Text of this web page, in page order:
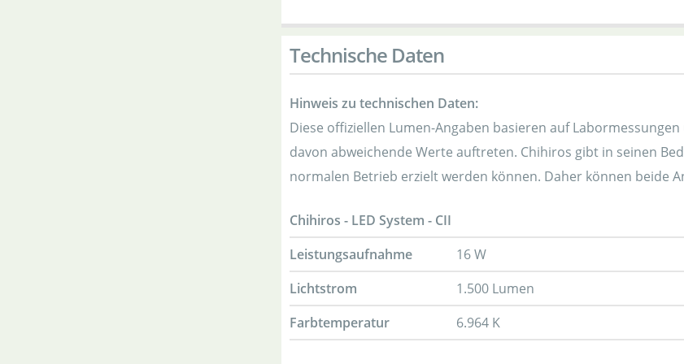
Technische Daten
Hinweis zu technischen Daten:
Diese offiziellen Lumen-Angaben basieren auf
davon abweichende Werte auftreten. Chihiros gibt in seinen
normalen Betrieb erzielt werden können. Daher können beide
Chihiros - LED System - CII
Leistungsaufnahme
16 W
Lichtstrom
1.500 Lumen
Farbtemperatur
6.964 K